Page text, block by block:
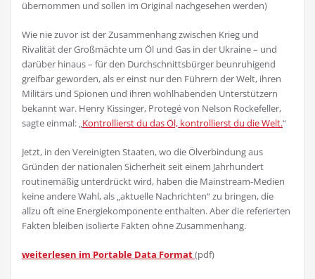
übernommen und sollen im Original nachgesehen werden)
Wie nie zuvor ist der Zusammenhang zwischen Krieg und
Rivalität der Großmächte um Öl und Gas in der Ukraine – und
darüber hinaus – für den Durchschnittsbürger beunruhigend
greifbar geworden, als er einst nur den Führern der Welt, ihren
Militärs und Spionen und ihren wohlhabenden Unterstützern
bekannt war. Henry Kissinger, Protegé von Nelson Rockefeller,
sagte einmal: „Kontrollierst du das Öl, kontrollierst du die Welt.“
Jetzt, in den Vereinigten Staaten, wo die Ölverbindung aus
Gründen der nationalen Sicherheit seit einem Jahrhundert
routinemäßig unterdrückt wird, haben die Mainstream-Medien
keine andere Wahl, als „aktuelle Nachrichten“ zu bringen, die
allzu oft eine Energiekomponente enthalten. Aber die referierten
Fakten bleiben isolierte Fakten ohne Zusammenhang.
weiterlesen im Portable Data Format(pdf)